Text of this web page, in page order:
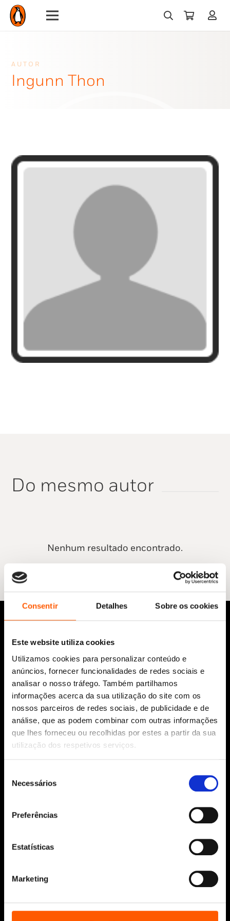
Consentir Detalhes Sobre os cookies
Este website utiliza cookies
Utilizamos cookies para personalizar conteúdo e
anúncios, fornecer funcionalidades de redes sociais e
analisar o nosso tráfego. Também partilhamos
informações acerca da sua utilização do site com os
nossos parceiros de redes sociais, de publicidade e de
análise, que as podem combinar com outras informações
que lhes forneceu ou recolhidas por estes a partir da sua
utilização dos respetivos serviços.
Necessários
Preferências
Estatísticas
Marketing
AUTOR
Ingunn Thon
Do mesmo autor
Nenhum resultado encontrado.
Siga-nos:
Ajuda, Termos e Condições
© 2026 Penguin Random House Grupo Editorial
Desenvolvido por
Manuscritos